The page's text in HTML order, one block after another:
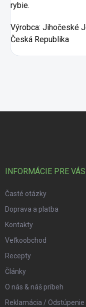
rybie.
Výrobca: Jihočeské
Česká Republika
INFORMÁCIE PRE VÁS
Časté otázky
Doprava a platba
Kontakty
Veľkoobchod
Recepty
Články
O nás & náš príbeh
Reklamácia /